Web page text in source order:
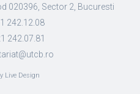
020396, Sector 2, Bucuresti
242.12.08
242.07.81
Live Design